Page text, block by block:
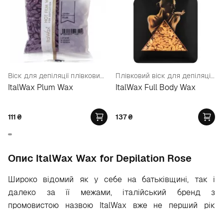
Віск для депіляції плівковий у гранулах "Слива"
ItalWax Plum Wax
111₴
Плівковий віск для депіляції Преміум-Класу, у гранулах
ItalWax Full Body Wax
137₴
Опис ItalWax Wax for Depilation Rose
Широко відомий як у себе на батьківщині, так і
далеко за її межами, італійський бренд з
промовистою назвою ItalWax вже не перший рік